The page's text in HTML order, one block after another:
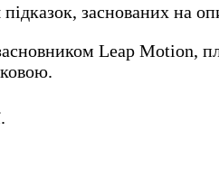
заснованих на
Leap Motion,